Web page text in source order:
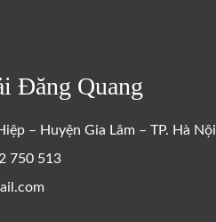
Đăng Quang
– Huyện Gia Lâm – TP. Hà Nội
750 513